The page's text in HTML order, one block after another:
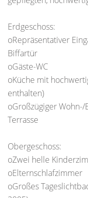
Erdgeschoss:
oRepräsentativer
Biffartür
oGäste-WC
oKüche mit
enthalten)
oGroßzügiger
Terrasse
Obergeschoss:
oZwei helle
oElternschlafzimmer
oGroßes